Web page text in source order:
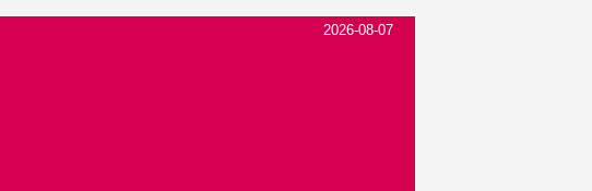
2026-08-07